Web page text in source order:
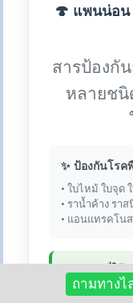
🍄 แพนน่อน
สารป้องกั
หลายชนิ
✨ ป้องกันโรค
• ใบไหม้ ใบจุด
• ราน้ำค้าง รา
• แอนแทรคโน
ฮิวมิคช่วยเสริ
ได้ดีขึ้น และช่ว
ถามทางไ